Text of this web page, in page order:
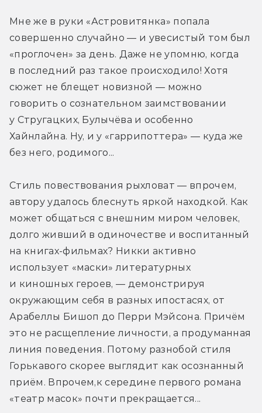
Мне же в руки «Астровитянка» попала
совершенно случайно — и увесистый том был
«проглочен» за день. Даже не упомню, когда
в последний раз такое происходило! Хотя
сюжет не блещет новизной — можно
говорить о сознательном заимствовании
у Стругацких, Булычёва и особенно
Хайнлайна. Ну, и у «гаррипоттера» — куда же
без него, родимого...
Стиль повествования рыхловат — впрочем,
автору удалось блеснуть яркой находкой. Как
может общаться с внешним миром человек,
долго живший в одиночестве и воспитанный
на книгах-фильмах? Никки активно
использует «маски» литературных
и киношных героев, — демонстрируя
окружающим себя в разных ипостасях, от
Арабеллы Бишоп до Перри Мэйсона. Причём
это не расщепление личности, а продуманная
линия поведения. Потому разнобой стиля
Горькавого скорее выглядит как осознанный
приём. Впрочем,к середине первого романа
«театр масок» почти прекращается...